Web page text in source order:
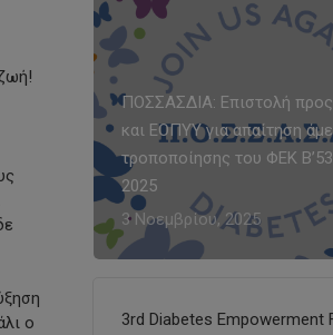
ο
ΠΟΣΣΑΣΔΙΑ: Επιστολή προς
και ΕΟΠΥΥ για απαίτηση
τροποποίησης του ΦΕΚ
2025
3 Νοεμβρίου, 2025
3rd Diabetes Empowerment